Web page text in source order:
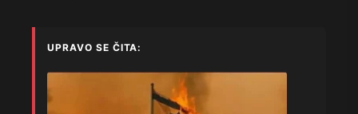
UPRAVO SE ČITA: